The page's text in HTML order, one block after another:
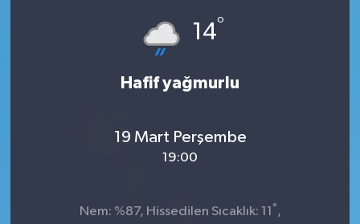
14°
Hafif yağmurlu
19 Mart Perşembe
19:00
Nem: %87, Hissedilen Sıcaklık: 11 ° ,